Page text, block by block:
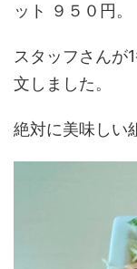
ット ９５０円。
スタッフさんが
文しました。
絶対に美味しい